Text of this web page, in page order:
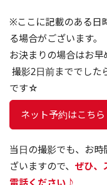
※ここに記載のある日
る場合がございます。
お決まりの場合はお早
撮影2日前まででした
です☆
ネット予約はこちら
当日の撮影でも、お
ざいますので、 ぜひ、
電話ください♪